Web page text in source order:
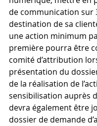
de communication sur
destination de sa
une action minimum
première pourra être
comité d’attribution
présentation du
de la réalisation de
sensibilisation auprès
devra également être
dossier de demande